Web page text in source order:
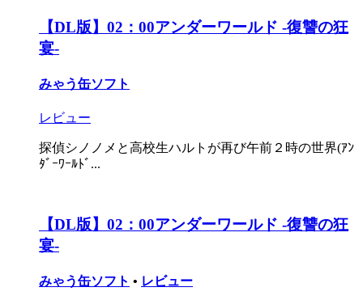
【DL版】02：00アンダーワールド -復讐の狂
宴-
みゃう缶ソフト
レビュー
探偵シノノメと高校生ハルトが再び午前２時の世界(ｱﾝ
ﾀﾞｰﾜｰﾙﾄﾞ...
【DL版】02：00アンダーワールド -復讐の狂
宴-
みゃう缶ソフト • レビュー